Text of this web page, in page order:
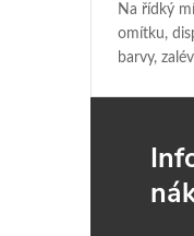
Na řídký
omítku,
barvy,